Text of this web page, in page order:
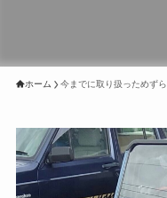
ホーム 今までに取り扱っためず